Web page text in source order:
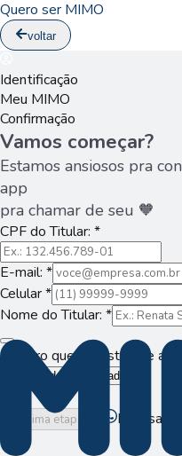
Quero ser MIMO
voltar
Identificação
Meu MIMO
Confirmação
Vamos começar?
Estamos ansiosos pra
app
pra chamar de seu 🧡
CPF do Titular: *
E-mail: *
Celular*
Nome do Titular: *
Declaro que li e estou de
Política de Privacidade
Próxima etapa Precisa